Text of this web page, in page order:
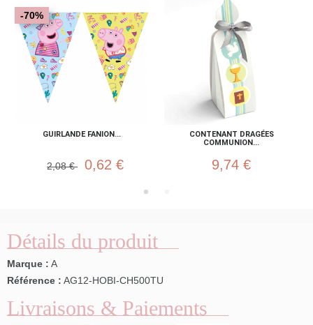
GUIRLANDE FANION...
-70%
2,08 € 0,62 €
CONTENANT DRAGÉES
COMMUNION...
9,74 €
Détails du produit
Marque : A
Référence : AG12-HOBI-CH500TU
Livraisons & Paiements